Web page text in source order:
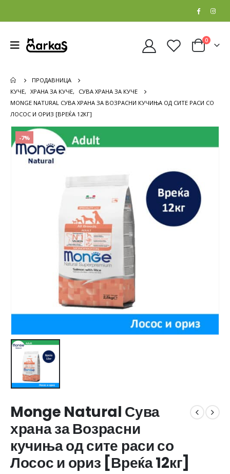
0
ПРОДАВНИЦА
КУЧЕ, ХРАНА ЗА КУЧЕ,
СУВА ХРАНА ЗА КУЧЕ
MONGE NATURAL СУВА ХРАНА ЗА ВОЗРАСНИ КУЧИЊА ОД СИТЕ РАСИ СО
ЛОСОС И ОРИЗ [ВРЕЌА 12КГ]
-7%
Monge Natural Сува
храна за Возрасни
кучиња од сите раси со
Лосос и ориз [Вреќа 12кг]